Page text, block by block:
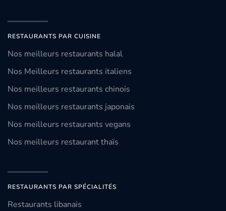
RESTAURANTS PAR CUISINE
Nos meilleurs restaurants halal
Nos Meilleurs restaurants italiens
Nos meilleurs restaurants chinois
Nos meilleurs restaurants japonais
Nos meilleurs restaurants vegans
Nos meilleurs restaurant thaïs
RESTAURANTS PAR SPÉCIALITÉS
Restaurants libanais